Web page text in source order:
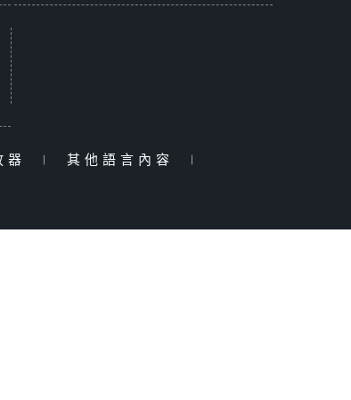
器 | 其他語言內容 |